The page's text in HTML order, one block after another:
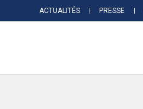
ACTUALITÉS PRESSE